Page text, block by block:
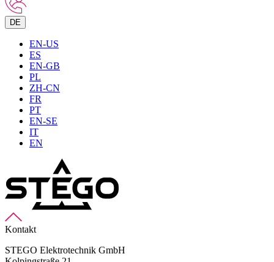
DE
EN-US
ES
EN-GB
PL
ZH-CN
FR
PT
EN-SE
IT
EN
Kontakt
STEGO Elektrotechnik GmbH